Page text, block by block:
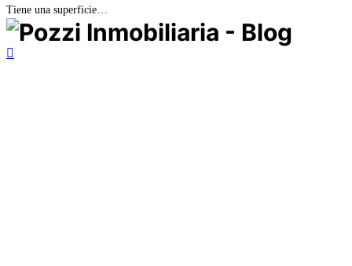
Tiene una superficie…